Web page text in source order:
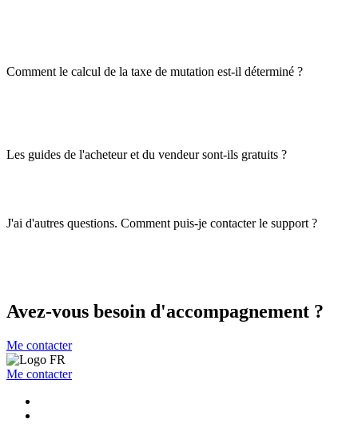
Comment le calcul de la taxe de mutation est-il déterminé ?
Les guides de l'acheteur et du vendeur sont-ils gratuits ?
J'ai d'autres questions. Comment puis-je contacter le support ?
Avez-vous besoin d'accompagnement ?
Me contacter
Me contacter